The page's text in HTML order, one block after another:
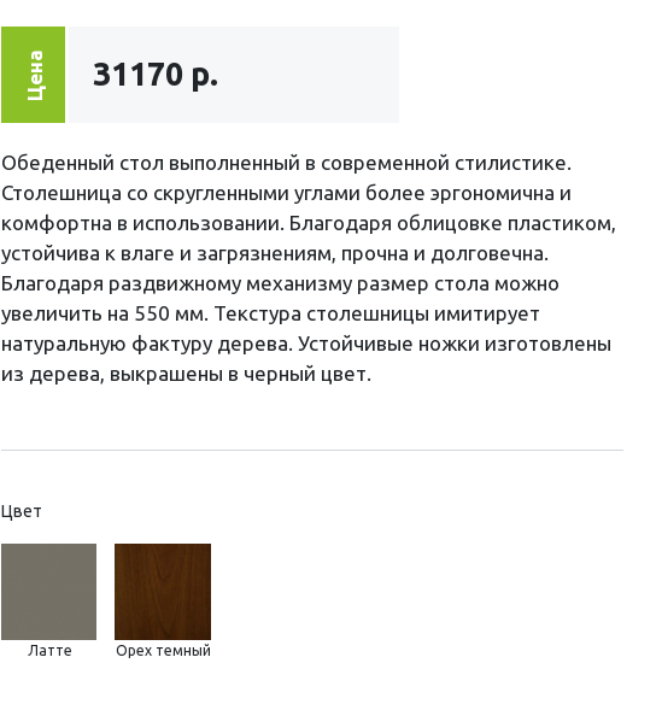
Цена 31170 р.
Обеденный стол выполненный в современной стилистике.
Столешница со скругленными углами более эргономична и
комфортна в использовании. Благодаря облицовке пластиком,
устойчива к влаге и загрязнениям, прочна и долговечна.
Благодаря раздвижному механизму размер стола можно
увеличить на 550 мм. Текстура столешницы имитирует
натуральную фактуру дерева. Устойчивые ножки изготовлены
из дерева, выкрашены в черный цвет.
Цвет
Латте Орех темный